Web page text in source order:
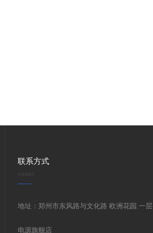
联系方式
contact
地址：郑州市东风路与文化路 欧洲花园.一
电源旗舰店